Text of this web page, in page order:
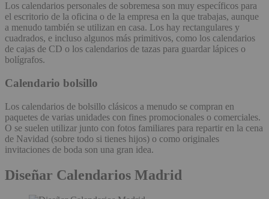
Los calendarios personales de sobremesa son muy específicos para
el escritorio de la oficina o de la empresa en la que trabajas, aunque
a menudo también se utilizan en casa. Los hay rectangulares y
cuadrados, e incluso algunos más primitivos, como los calendarios
de cajas de CD o los calendarios de tazas para guardar lápices o
bolígrafos.
Calendario bolsillo
Los calendarios de bolsillo clásicos a menudo se compran en
paquetes de varias unidades con fines promocionales o comerciales.
O se suelen utilizar junto con fotos familiares para repartir en la cena
de Navidad (sobre todo si tienes hijos) o como originales
invitaciones de boda son una gran idea.
Diseñar Calendarios Madrid